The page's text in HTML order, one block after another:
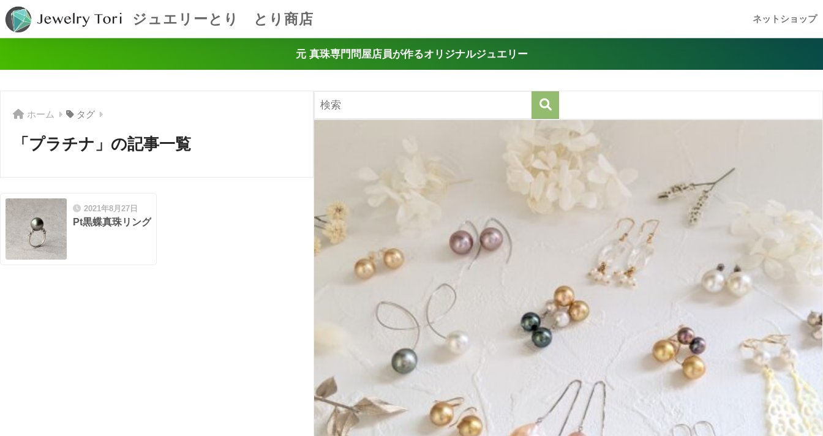
ジュエリーとり とり商店 ネットショップ
元 真珠専門問屋店員が作るオリジナルジュエリー
ホーム タグ
「プラチナ」の記事一覧
2021年8月27日
Pt黒蝶真珠リング